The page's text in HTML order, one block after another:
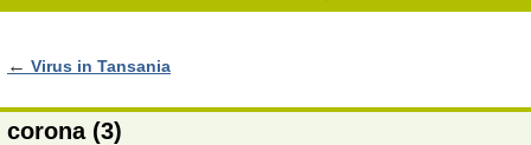
← Virus in Tansania
corona (3)